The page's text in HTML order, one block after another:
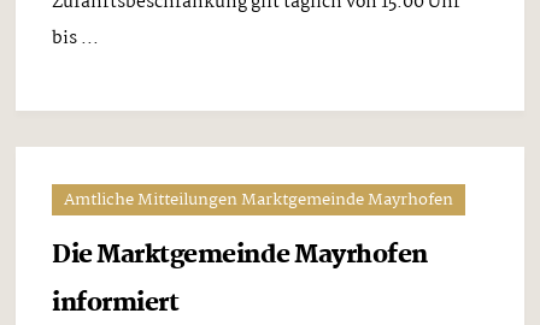
bis ...
Amtliche Mitteilungen Marktgemeinde Mayrhofen
Die Marktgemeinde Mayrhofen
informiert